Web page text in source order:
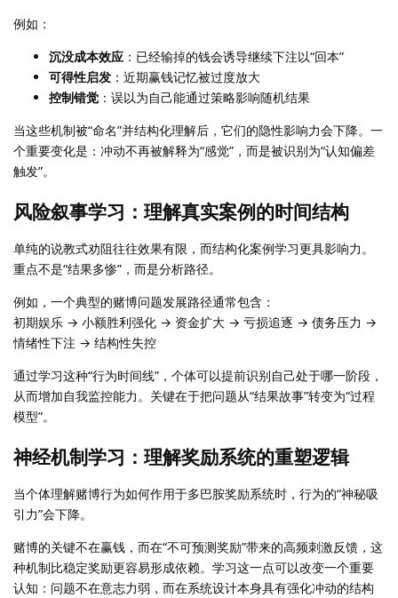
例如：
沉没成本效应 ：已经输掉的钱会诱导继续下注以“回本”
可得性启发 ：近期赢钱记忆被过度放大
控制错觉 ：误以为自己能通过策略影响随机结果
当这些机制被“命名”并结构化理解后，它们的隐性影响力会下降。一
个重要变化是：冲动不再被解释为“感觉”，而是被识别为“认知偏差
触发”。
风险叙事学习：理解真实案例的时间结构
单纯的说教式劝阻往往效果有限，而结构化案例学习更具影响力。
重点不是“结果多惨”，而是分析路径。
例如，一个典型的赌博问题发展路径通常包含：
初期娱乐 → 小额胜利强化 → 资金扩大 → 亏损追逐 → 债务压力 →
情绪性下注 → 结构性失控
通过学习这种“行为时间线”，个体可以提前识别自己处于哪一阶段，
从而增加自我监控能力。关键在于把问题从“结果故事”转变为“过程
模型”。
神经机制学习：理解奖励系统的重塑逻辑
当个体理解赌博行为如何作用于多巴胺奖励系统时，行为的“神秘吸
引力”会下降。
赌博的关键不在赢钱，而在“不可预测奖励”带来的高频刺激反馈，这
种机制比稳定奖励更容易形成依赖。学习这一点可以改变一个重要
认知：问题不在意志力弱，而在系统设计本身具有强化冲动的结构